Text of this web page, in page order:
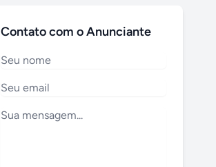
Contato com o Anunciante